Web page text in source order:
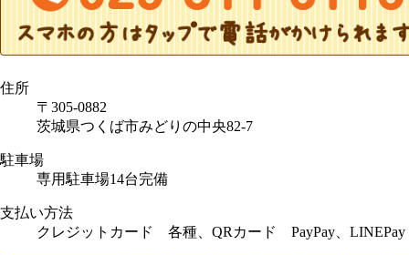
住所
〒305-0882
茨城県つくば市みどりの中央82-7
駐車場
専用駐車場14台完備
支払い方法
クレジットカード 各種、QRカード PayPay、LINEPay